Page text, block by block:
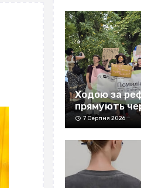
Ходою за
прямують
7 Серпня 2026